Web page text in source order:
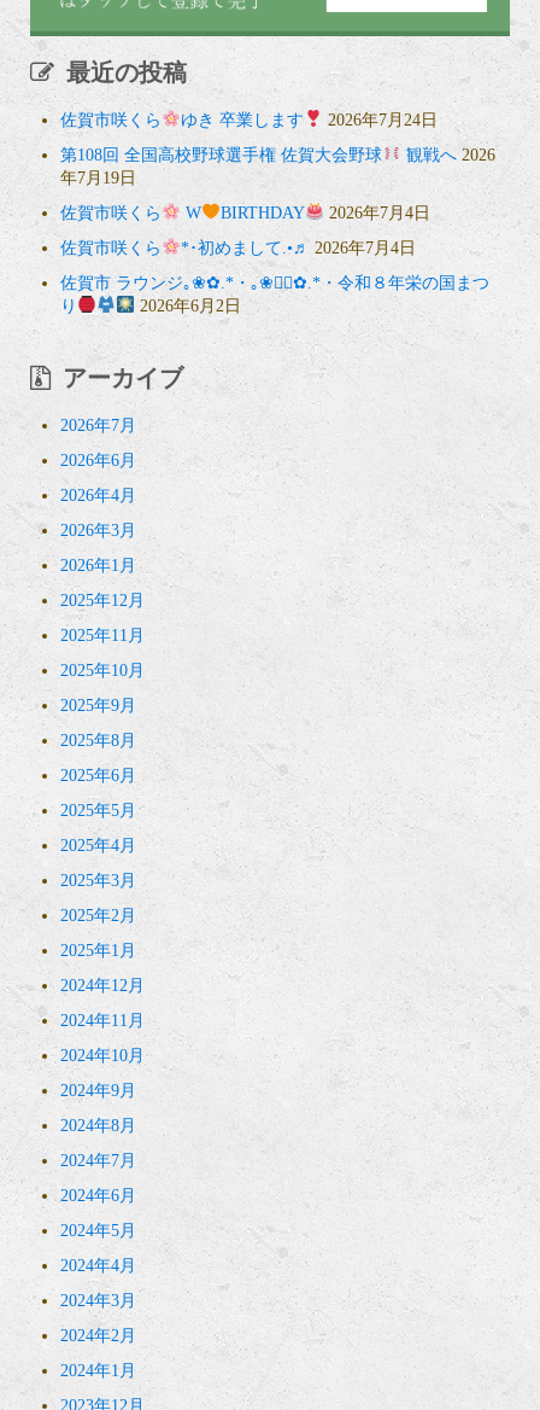
最近の投稿
佐賀市咲くら ゆき 卒業します
2026年7月24日
第108回 全国高校野球選手権 佐賀大会野球
観戦へ 2026
年7月19日
佐賀市咲くら
W BIRTHDAY
2026年7月4日
佐賀市咲くら
*･初めまして.•♬ 2026年7月4日
佐賀市 ラウンジ｡❀✿.*・｡❀❁⃘✿.*・令和８年栄の国まつ
り
2026年6月2日
アーカイブ
2026年7月
2026年6月
2026年4月
2026年3月
2026年1月
2025年12月
2025年11月
2025年10月
2025年9月
2025年8月
2025年6月
2025年5月
2025年4月
2025年3月
2025年2月
2025年1月
2024年12月
2024年11月
2024年10月
2024年9月
2024年8月
2024年7月
2024年6月
2024年5月
2024年4月
2024年3月
2024年2月
2024年1月
2023年12月